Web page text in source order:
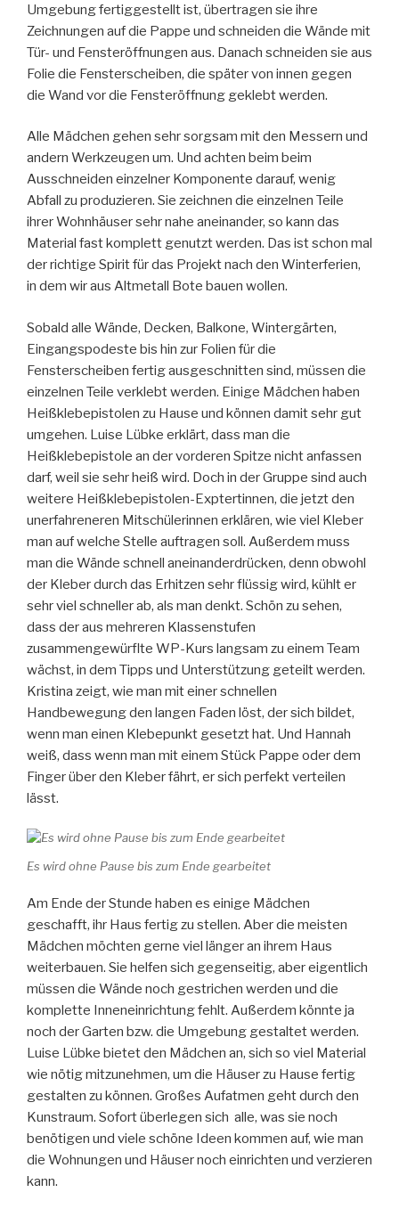
Umgebung fertiggestellt ist, übertragen sie ihre
Zeichnungen auf die Pappe und schneiden die Wände mit
Tür- und Fensteröffnungen aus. Danach schneiden sie aus
Folie die Fensterscheiben, die später von innen gegen
die Wand vor die Fensteröffnung geklebt werden.
Alle Mädchen gehen sehr sorgsam mit den Messern und
andern Werkzeugen um. Und achten beim beim
Ausschneiden einzelner Komponente darauf, wenig
Abfall zu produzieren. Sie zeichnen die einzelnen Teile
ihrer Wohnhäuser sehr nahe aneinander, so kann das
Material fast komplett genutzt werden. Das ist schon mal
der richtige Spirit für das Projekt nach den Winterferien,
in dem wir aus Altmetall Bote bauen wollen.
Sobald alle Wände, Decken, Balkone, Wintergärten,
Eingangspodeste bis hin zur Folien für die
Fensterscheiben fertig ausgeschnitten sind, müssen die
einzelnen Teile verklebt werden. Einige Mädchen haben
Heißklebepistolen zu Hause und können damit sehr gut
umgehen. Luise Lübke erklärt, dass man die
Heißklebepistole an der vorderen Spitze nicht anfassen
darf, weil sie sehr heiß wird. Doch in der Gruppe sind auch
weitere Heißklebepistolen-Exptertinnen, die jetzt den
unerfahreneren Mitschülerinnen erklären, wie viel Kleber
man auf welche Stelle auftragen soll. Außerdem muss
man die Wände schnell aneinanderdrücken, denn obwohl
der Kleber durch das Erhitzen sehr flüssig wird, kühlt er
sehr viel schneller ab, als man denkt. Schön zu sehen,
dass der aus mehreren Klassenstufen
zusammengewürflte WP-Kurs langsam zu einem Team
wächst, in dem Tipps und Unterstützung geteilt werden.
Kristina zeigt, wie man mit einer schnellen
Handbewegung den langen Faden löst, der sich bildet,
wenn man einen Klebepunkt gesetzt hat. Und Hannah
weiß, dass wenn man mit einem Stück Pappe oder dem
Finger über den Kleber fährt, er sich perfekt verteilen
lässt.
Es wird ohne Pause bis zum Ende gearbeitet
Am Ende der Stunde haben es einige Mädchen
geschafft, ihr Haus fertig zu stellen. Aber die meisten
Mädchen möchten gerne viel länger an ihrem Haus
weiterbauen. Sie helfen sich gegenseitig, aber eigentlich
müssen die Wände noch gestrichen werden und die
komplette Inneneinrichtung fehlt. Außerdem könnte ja
noch der Garten bzw. die Umgebung gestaltet werden.
Luise Lübke bietet den Mädchen an, sich so viel Material
wie nötig mitzunehmen, um die Häuser zu Hause fertig
gestalten zu können. Großes Aufatmen geht durch den
Kunstraum. Sofort überlegen sich alle, was sie noch
benötigen und viele schöne Ideen kommen auf, wie man
die Wohnungen und Häuser noch einrichten und verzieren
kann.